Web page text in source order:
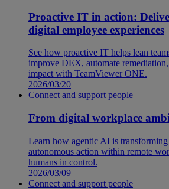
Proactive IT in action:
digital employee experiences
See how proactive IT helps lean
improve DEX, automate
impact with TeamViewer ONE.
2026/03/20
Connect and support people
From digital workplace
Learn how agentic AI is
autonomous action within remote
humans in control.
2026/03/09
Connect and support people